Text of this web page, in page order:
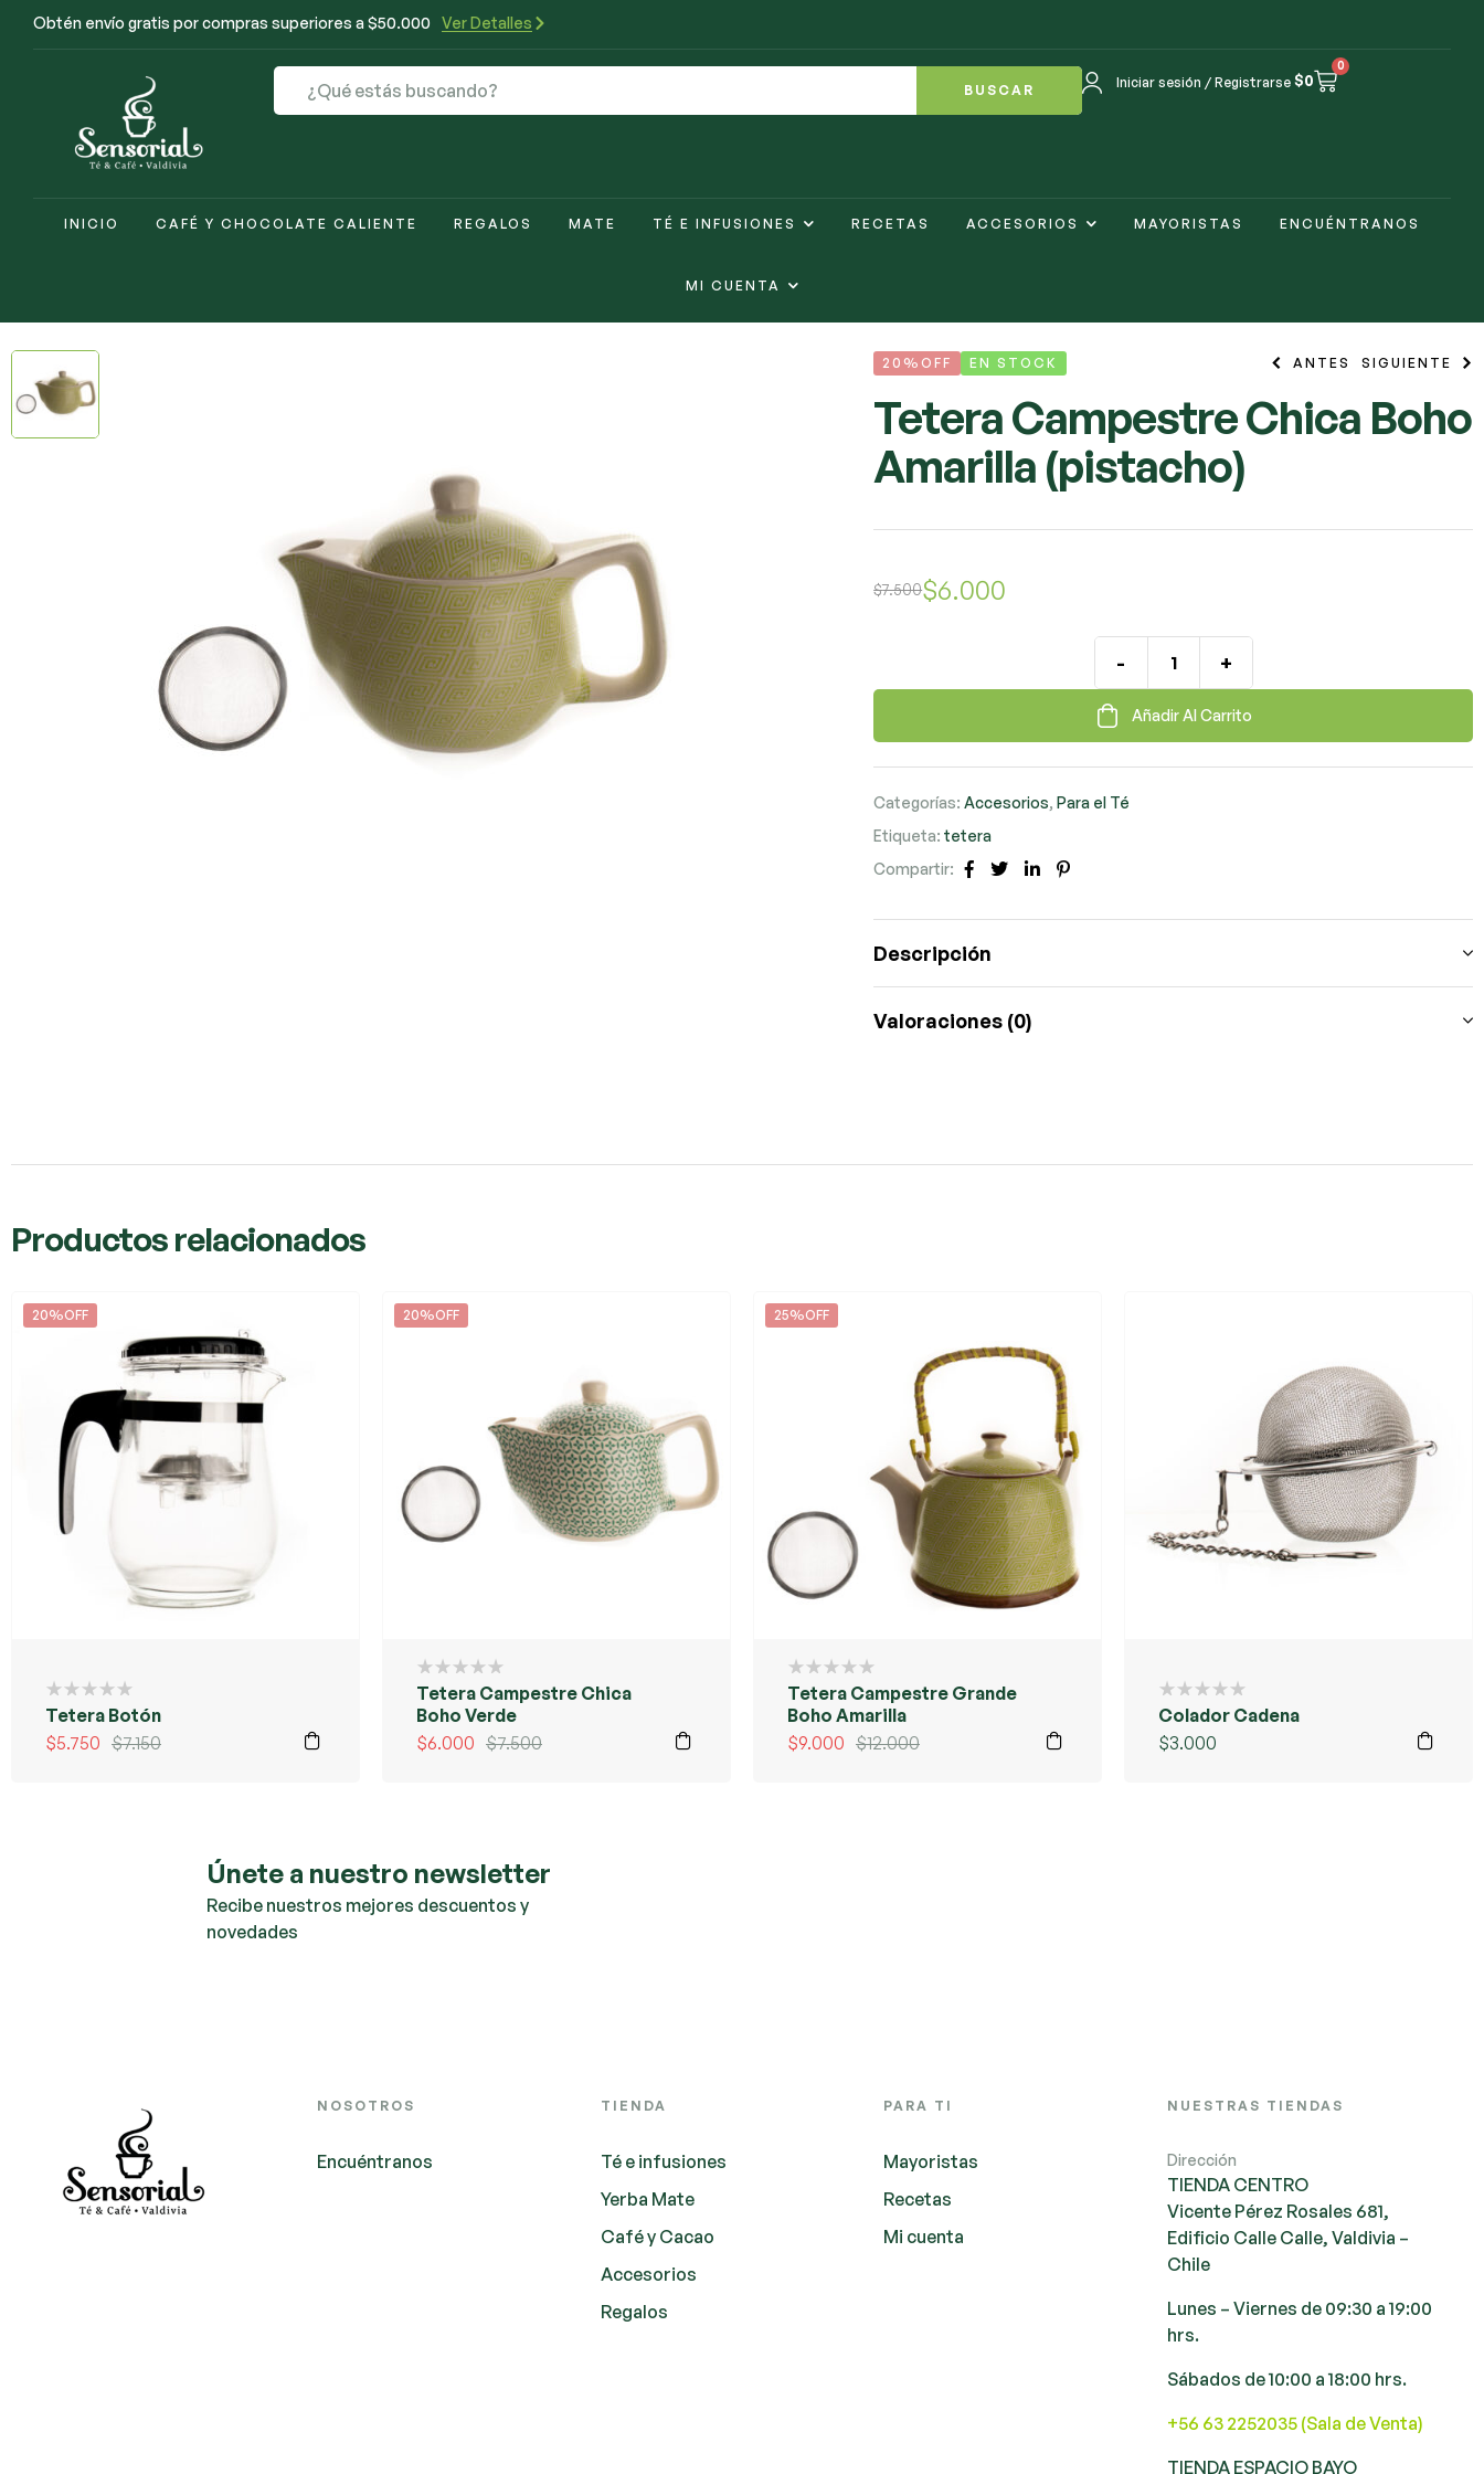
Obtén envío gratis por compras superiores a $50.000 Ver Detalles
BUSCAR Iniciar sesión / Registrarse $0
0
INICIO CAFÉ Y CHOCOLATE CALIENTE REGALOS MATE TÉ E INFUSIONES RECETAS ACCESORIOS MAYORISTAS ENCUÉNTRANOS
MI CUENTA
20%OFF EN STOCK ANTES SIGUIENTE
Tetera Campestre Chica Boho
Amarilla (pistacho)
$7.500$6.000
- +
Añadir Al Carrito
Categorías:Accesorios,Para el Té
Etiqueta:tetera
Compartir:
Facebook
TwitterLinkedIn
Descripción
Valoraciones (0)
Productos relacionados
20%OFF
Tetera Botón
$7.150
$5.750
20%OFF
Tetera Campestre Chica
Boho Verde
$7.500
$6.000
25%OFF
Tetera Campestre Grande
Boho Amarilla
$12.000
$9.000
Colador Cadena
$3.000
Únete a nuestro newsletter
Recibe nuestros mejores descuentos y
novedades
NOSOTROS
Encuéntranos
TIENDA
Té e infusiones
Yerba Mate
Café y Cacao
Accesorios
Regalos
PARA TI
Mayoristas
Recetas
Mi cuenta
NUESTRAS TIENDAS
Dirección
TIENDA CENTRO
Vicente Pérez Rosales 681,
Edificio Calle Calle, Valdivia –
Chile
Lunes – Viernes de 09:30 a 19:00
hrs.
Sábados de 10:00 a 18:00 hrs.
+56 63 2252035 (Sala de Venta)
TIENDA ESPACIO BAYO